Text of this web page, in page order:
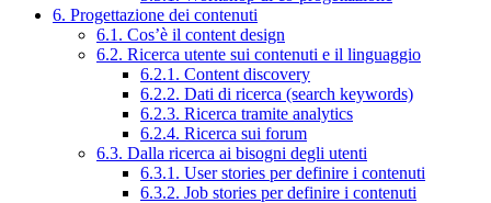
6. Progettazione dei contenuti
6.1. Cos’è il content design
6.2. Ricerca utente sui contenuti e il linguaggio
6.2.1. Content discovery
6.2.2. Dati di ricerca (search keywords)
6.2.3. Ricerca tramite analytics
6.2.4. Ricerca sui forum
6.3. Dalla ricerca ai bisogni degli utenti
6.3.1. User stories per definire i contenuti
6.3.2. Job stories per definire i contenuti